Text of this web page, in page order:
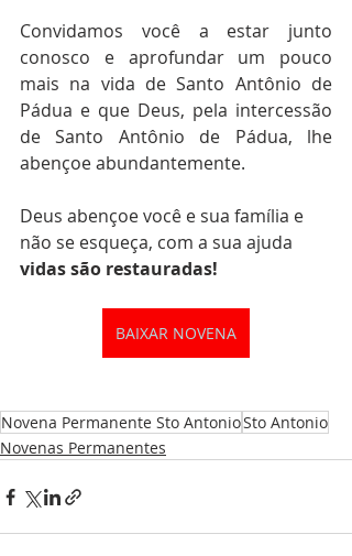
Convidamos você a estar junto
conosco e aprofundar um pouco
mais na vida de Santo Antônio de
Pádua e que Deus, pela intercessão
de Santo Antônio de Pádua, lhe
abençoe abundantemente.
Deus abençoe você e sua família e
não se esqueça, com a sua ajuda
vidas são restauradas!
BAIXAR NOVENA
Novena Permanente Sto AntonioSto Antonio
Novenas Permanentes